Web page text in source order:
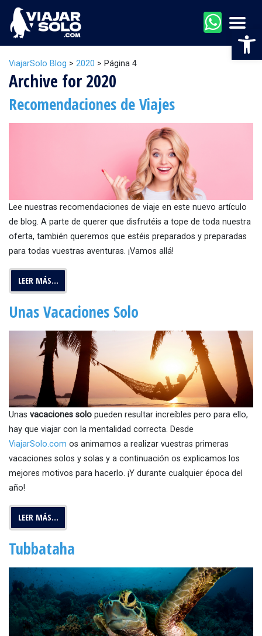
ViajarSolo Blog > 2020 > Página 4
Archive for 2020
Recomendaciones de Viajes
Lee nuestras recomendaciones de viaje en este nuevo artículo
de blog. A parte de querer que disfrutéis a tope de toda nuestra
oferta, también queremos que estéis preparados y preparadas
para todas vuestras aventuras. ¡Vamos allá!
LEER MÁS…
Unas Vacaciones Solo
Unas vacaciones solo pueden resultar increíbles pero para ello,
hay que viajar con la mentalidad correcta. Desde
ViajarSolo.com os animamos a realizar vuestras primeras
vacaciones solos y solas y a continuación os explicamos los
mejores motivos para hacerlo. ¡Y durante cualquier época del
año!
LEER MÁS…
Tubbataha